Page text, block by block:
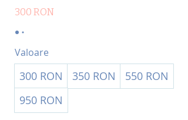
300 RON
Valoare
300 RON 350 RON
550 RON
950 RON